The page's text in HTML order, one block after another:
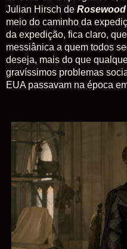
Julian Hirsch de Rosewood
meio do caminho da
da expedição, fica claro,
messiânica a quem todos
deseja, mais do que
gravíssimos problemas
EUA passavam na época